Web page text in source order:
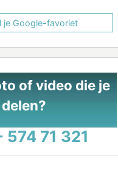
je Google-favoriet
of video die je
574 71 321